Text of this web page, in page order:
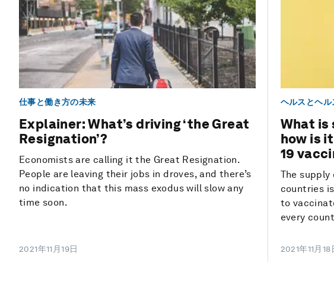
仕事と働き方の未来
Explainer: What’s driving ‘the Great
Resignation’?
Economists are calling it the Great Resignation.
People are leaving their jobs in droves, and there’s
no indication that this mass exodus will slow any
time soon.
2021年11月19日
ヘルスとヘル
What is
how is
19
The supply
countries
to
every
2021年11月18